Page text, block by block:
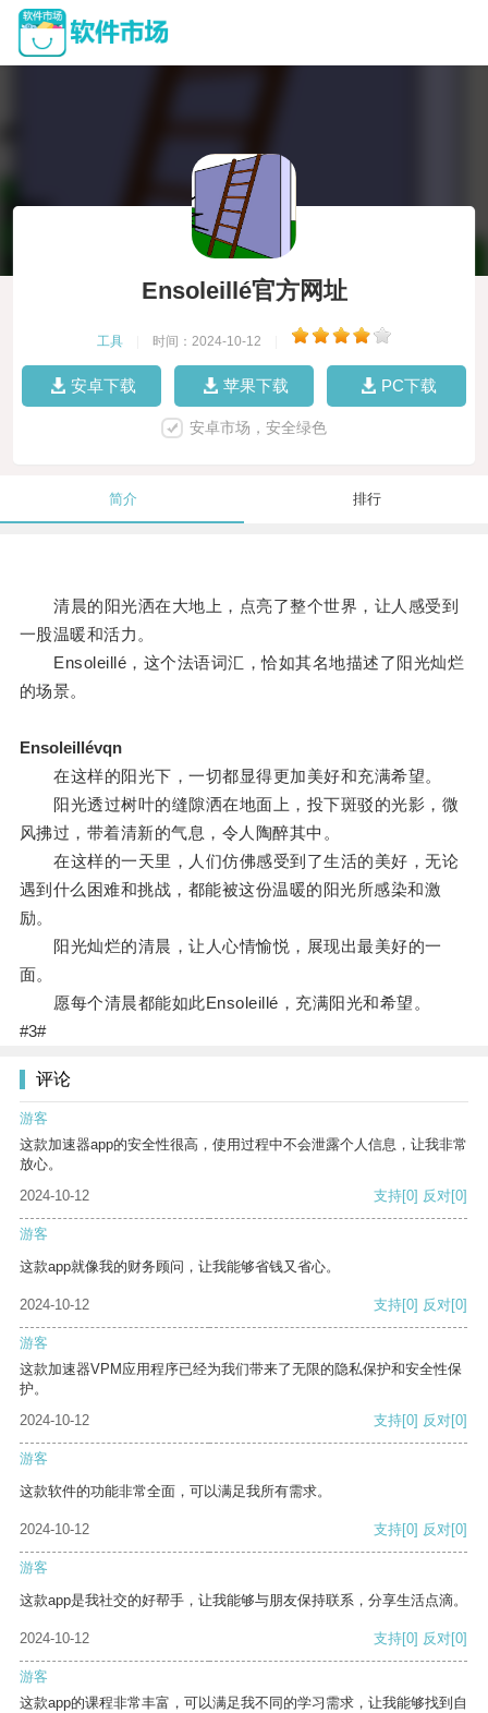
Ensoleillé官方网址
工具 时间：2024-10-12
安卓下载 苹果下载 PC下载
安卓市场，安全绿色
简介 排行
清晨的阳光洒在大地上，点亮了整个世界，让人感受到
一股温暖和活力。
Ensoleillé，这个法语词汇，恰如其名地描述了阳光灿烂
的场景。
Ensoleillévqn
在这样的阳光下，一切都显得更加美好和充满希望。
阳光透过树叶的缝隙洒在地面上，投下斑驳的光影，微
风拂过，带着清新的气息，令人陶醉其中。
在这样的一天里，人们仿佛感受到了生活的美好，无论
遇到什么困难和挑战，都能被这份温暖的阳光所感染和激
励。
阳光灿烂的清晨，让人心情愉悦，展现出最美好的一
面。
愿每个清晨都能如此Ensoleillé，充满阳光和希望。
#3#
评论
游客
这款加速器app的安全性很高，使用过程中不会泄露个人信息，让我非常
放心。
2024-10-12
支持[0] 反对[0]
游客
这款app就像我的财务顾问，让我能够省钱又省心。
2024-10-12 支持[0] 反对[0]
游客
这款加速器VPM应用程序已经为我们带来了无限的隐私保护和安全性保
护。
2024-10-12
支持[0] 反对[0]
游客
这款软件的功能非常全面，可以满足我所有需求。
2024-10-12 支持[0] 反对[0]
游客
这款app是我社交的好帮手，让我能够与朋友保持联系，分享生活点滴。
2024-10-12 支持[0] 反对[0]
游客
这款app的课程非常丰富，可以满足我不同的学习需求，让我能够找到自